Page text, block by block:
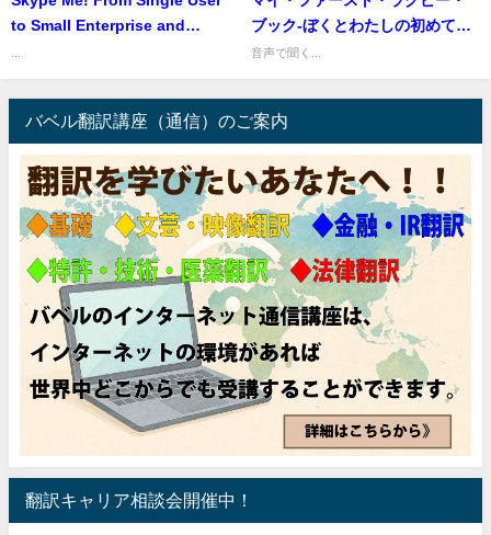
to Small Enterprise and
ユーザーから大企業まで
ブック‐ぼくとわたしの初めての
ラグビーブック
音声で聞く...
バベル翻訳講座（通信）のご案内
翻訳キャリア相談会開催中！